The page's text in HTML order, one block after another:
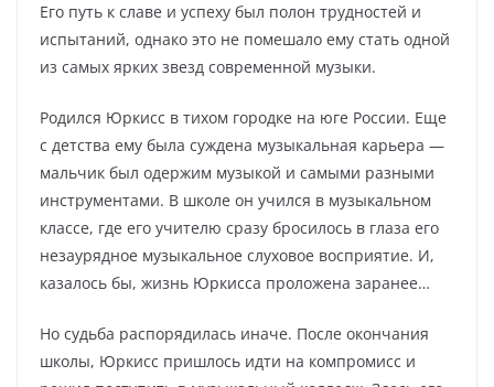
Его путь к славе и успеху был полон трудностей и
испытаний, однако это не помешало ему стать одной
из самых ярких звезд современной музыки.
Родился Юркисс в тихом городке на юге России. Еще
с детства ему была суждена музыкальная карьера —
мальчик был одержим музыкой и самыми разными
инструментами. В школе он учился в музыкальном
классе, где его учителю сразу бросилось в глаза его
незаурядное музыкальное слуховое восприятие. И,
казалось бы, жизнь Юркисса проложена заранее…
Но судьба распорядилась иначе. После окончания
школы, Юркисс пришлось идти на компромисс и